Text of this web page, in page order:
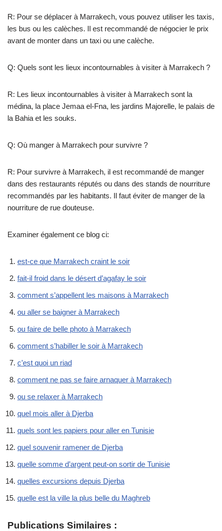
R: Pour se déplacer à Marrakech, vous pouvez utiliser les taxis,
les bus ou les calèches. Il est recommandé de négocier le prix
avant de monter dans un taxi ou une calèche.
Q: Quels sont les lieux incontournables à visiter à Marrakech ?
R: Les lieux incontournables à visiter à Marrakech sont la
médina, la place Jemaa el-Fna, les jardins Majorelle, le palais de
la Bahia et les souks.
Q: Où manger à Marrakech pour survivre ?
R: Pour survivre à Marrakech, il est recommandé de manger
dans des restaurants réputés ou dans des stands de nourriture
recommandés par les habitants. Il faut éviter de manger de la
nourriture de rue douteuse.
Examiner également ce blog ci:
est-ce que Marrakech craint le soir
fait-il froid dans le désert d’agafay le soir
comment s’appellent les maisons à Marrakech
ou aller se baigner à Marrakech
ou faire de belle photo à Marrakech
comment s’habiller le soir à Marrakech
c’est quoi un riad
comment ne pas se faire arnaquer à Marrakech
ou se relaxer à Marrakech
quel mois aller à Djerba
quels sont les papiers pour aller en Tunisie
quel souvenir ramener de Djerba
quelle somme d’argent peut-on sortir de Tunisie
quelles excursions depuis Djerba
quelle est la ville la plus belle du Maghreb
Publications Similaires :